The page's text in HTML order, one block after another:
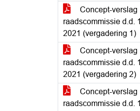
Concept-verslag
raadscommissie d.d.
2021 (vergadering 1)
Concept-verslag
raadscommissie d.d.
2021 (vergadering 2)
Concept-verslag
raadscommissie d.d.